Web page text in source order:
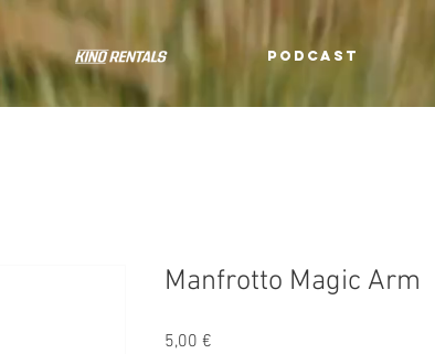
PODCAST
Manfrotto Magic Arm
5,00 €